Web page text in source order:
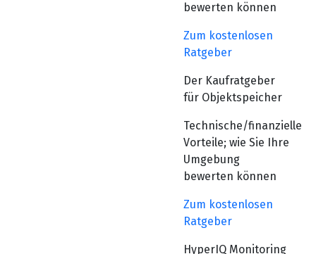
bewerten können
Zum kostenlosen
Ratgeber
Der Kaufratgeber
für Objektspeicher
Technische/finanzielle
Vorteile; wie Sie Ihre
Umgebung
bewerten können
Zum kostenlosen
Ratgeber
HyperIQ Monitoring